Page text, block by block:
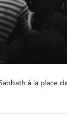
à la place